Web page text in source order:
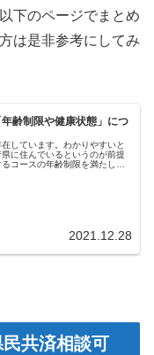
下のページでまとめ
は是非参考にしてみ
齢制限や健康状態」につ
しています。わかりやすいと
に住んでいるというのが前提
コースの年齢制限を満たして
2021.12.28
共済相談可